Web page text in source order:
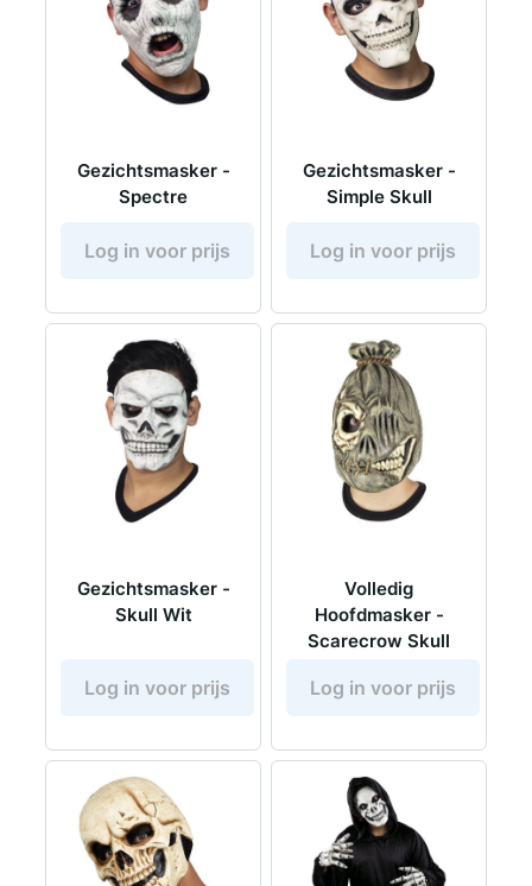
Gezichtsmasker -
Spectre
Log in voor prijs
Gezichtsmasker -
Simple Skull
Log in voor prijs
Gezichtsmasker -
Skull Wit
Log in voor prijs
Volledig
Hoofdmasker -
Scarecrow Skull
Log in voor prijs